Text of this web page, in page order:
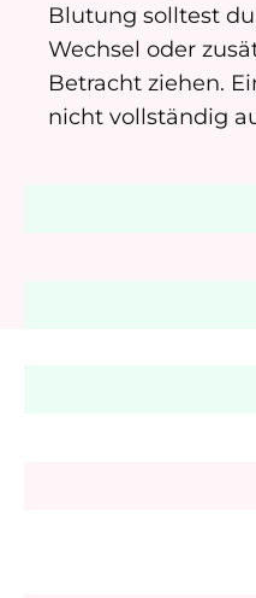
Blutung solltest
Wechsel oder
Betracht ziehen.
nicht vollständig